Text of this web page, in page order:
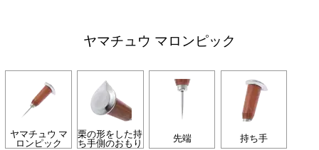
ヤマチュウ マロンピック
ヤマチュウ マ
ロンピック
栗の形をした持
ち手側のおもり 先端 持ち手